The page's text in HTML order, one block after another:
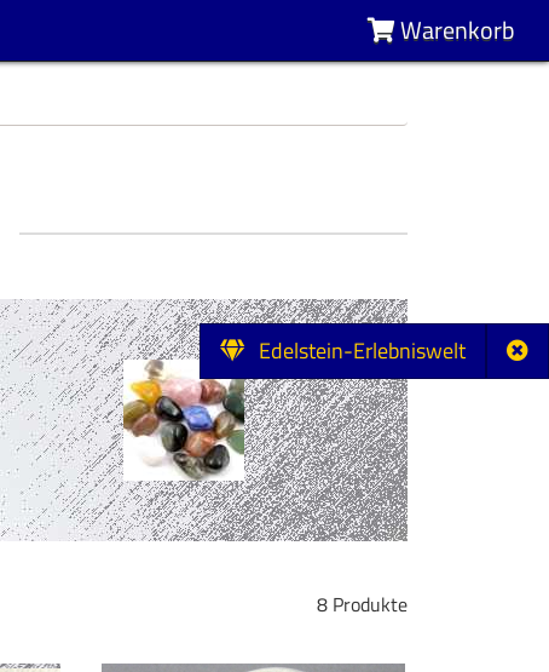
Edelstein-Erlebniswelt
Warenkorb
8 Produkte